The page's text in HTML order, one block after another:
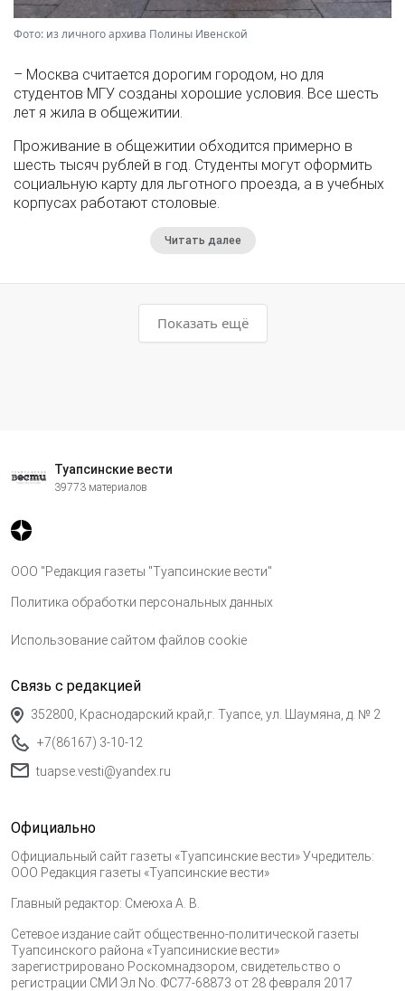
Фото: из личного архива Полины Ивенской
– Москва считается дорогим городом, но для
студентов МГУ созданы хорошие условия. Все шесть
лет я жила в общежитии.
Проживание в общежитии обходится примерно в
шесть тысяч рублей в год. Студенты могут оформить
социальную карту для льготного проезда, а в учебных
корпусах работают столовые.
Читать далее
Показать ещё
Туапсинские вести
39773 материалов
ООО "Редакция газеты "Туапсинские вести"
Политика обработки персональных данных
Использование сайтом файлов cookie
Связь с редакцией
352800, Краснодарский край,г. Туапсе, ул. Шаумяна, д. № 2
+7(86167) 3-10-12
tuapse.vesti@yandex.ru
Официально
Официальный сайт газеты «Туапсинские вести» Учредитель:
ООО Редакция газеты «Туапсинские вести»
Главный редактор: Смеюха А. В.
Сетевое издание сайт общественно-политической газеты
Туапсинского района «Туапсиниские вести»
зарегистрировано Роскомнадзором, свидетельство о
регистрации СМИ Эл No. ФС77-68873 от 28 февраля 2017